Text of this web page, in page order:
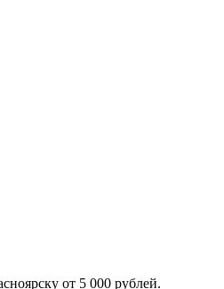
от 5 000 рублей.